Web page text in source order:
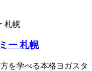
ー 札幌
を学べる本格ヨガスタ